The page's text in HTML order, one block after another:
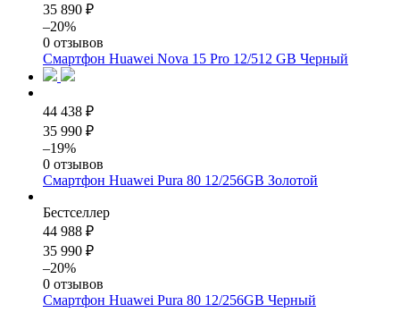
35 890 ₽
–20%
0 отзывов
Смартфон Huawei Nova 15 Pro 12/512 GB Черный
44 438 ₽
35 990 ₽
–19%
0 отзывов
Смартфон Huawei Pura 80 12/256GB Золотой
Бестселлер
44 988 ₽
35 990 ₽
–20%
0 отзывов
Смартфон Huawei Pura 80 12/256GB Черный